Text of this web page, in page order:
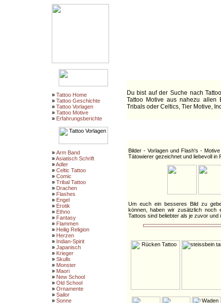
» Tattoo Home
» Tattoo Geschichte
» Tattoo Vorlagen
» Tattoo Motive
» Erfahrungsberichte
» Arm Band
» Asiatisch Schrift
» Adler
» Celtic Tattoo
» Comic
» Tribal Tattoo
» Drachen
» Flashes
» Engel
» Erotik
» Ethno
» Fantasy
» Flammen
» Heilig Religion
» Herzen
» Indian-Spirit
» Japanisch
» Krieger
» Skulls
» Monster
» Maori
» New School
» Old School
» Ornamente
» Sailor
» Sonne
Du bist auf der Suche nach
Tattoo Motive aus nahezu allen
Tribals oder Celtics, Tier Motive,
Bilder - Vorlagen und Flash's -
Tätowierer gezeichnet und liebevoll in
Um euch ein besseres Bild zu
können, haben wir zusätzlich noch
Tattoos sind beliebter als je zuvor und